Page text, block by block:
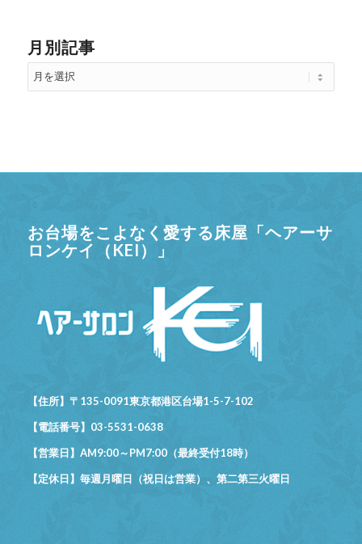
月別記事
お台場をこよなく愛する床屋「ヘアーサ
ロンケイ（KEI）」
【住所】〒135-0091東京都港区台場1-5-7-102
【電話番号】03-5531-0638
【営業日】AM9:00～PM7:00（最終受付18時）
【定休日】毎週月曜日（祝日は営業）、第二第三火曜日